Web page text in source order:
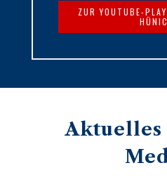
ZUR YOUTUBE-
Aktuelles